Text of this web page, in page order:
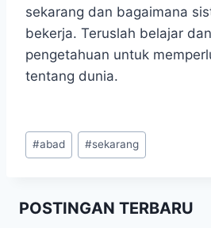
sekarang dan bagaimana
bekerja. Teruslah belajar
pengetahuan untuk
tentang dunia.
Post
Tags:
#abad #sekarang
POSTINGAN TERBARU